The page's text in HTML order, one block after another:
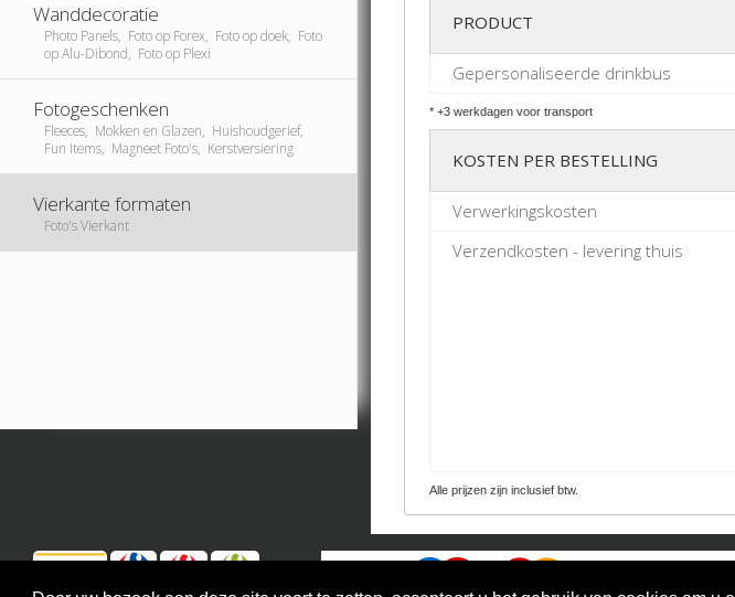
Wanddecoratie
Photo Panels, Foto op Forex, Foto op doek, Foto
op Alu-Dibond, Foto op Plexi
Fotogeschenken
Fleeces, Mokken en Glazen, Huishoudgerief,
Fun Items, Magneet Foto's, Kerstversiering
Vierkante formaten
Foto's Vierkant
PRODUCT
Gepersonaliseerde drinkbus
* +3 werkdagen voor transport
KOSTEN PER BESTELLING
Verwerkingskosten
Verzendkosten - levering thuis
Alle prijzen zijn inclusief btw.